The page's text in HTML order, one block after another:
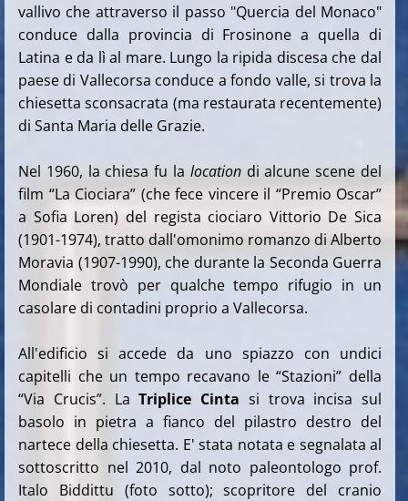
vallivo che attraverso il passo "Quercia del Monaco"
conduce dalla provincia di Frosinone a quella di
Latina e da lì al mare. Lungo la ripida discesa che dal
paese di Vallecorsa conduce a fondo valle, si trova la
chiesetta sconsacrata (ma restaurata recentemente)
di Santa Maria delle Grazie.
Nel 1960, la chiesa fu la locationdi alcune scene del
film “La Ciociara” (che fece vincere il “Premio Oscar”
a Sofia Loren) del regista ciociaro Vittorio De Sica
(1901-1974), tratto dall'omonimo romanzo di Alberto
Moravia (1907-1990), che durante la Seconda Guerra
Mondiale trovò per qualche tempo rifugio in un
casolare di contadini proprio a Vallecorsa.
All'edificio si accede da uno spiazzo con undici
capitelli che un tempo recavano le “Stazioni” della
“Via Crucis”. LaTriplice Cinta si trova incisa sul
basolo in pietra a fianco del pilastro destro del
nartece della chiesetta. E' stata notata e segnalata al
sottoscritto nel 2010, dal noto paleontologo prof.
Italo Biddittu (foto sotto); scopritore del cranio